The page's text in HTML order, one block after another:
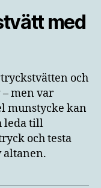
med
och
men var
munstycke kan
leda till
och testa
altanen.